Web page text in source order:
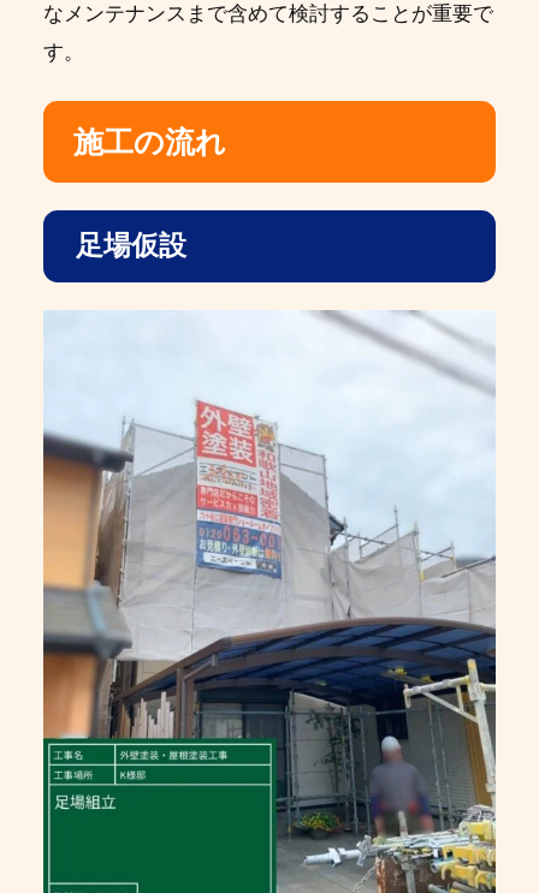
なメンテナンスまで含めて検討することが重要で
す。
施工の流れ
足場仮設